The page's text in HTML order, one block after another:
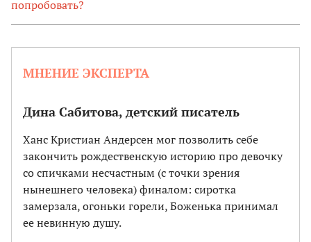
попробовать?
МНЕНИЕ ЭКСПЕРТА
Дина Сабитова, детский писатель
Ханс Кристиан Андерсен мог позволить себе
закончить рождественскую историю про девочку
со спичками несчастным (с точки зрения
нынешнего человека) финалом: сиротка
замерзала, огоньки горели, Боженька принимал
ее невинную душу.